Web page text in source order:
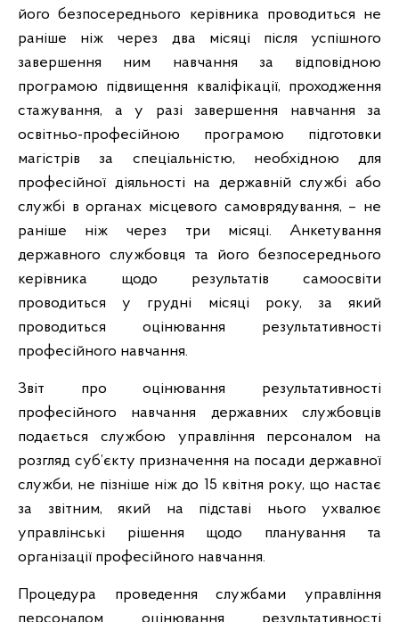
його безпосереднього керівника проводиться не
раніше ніж через два місяці після успішного
завершення ним навчання за відповідною
програмою підвищення кваліфікації, проходження
стажування, а у разі завершення навчання за
освітньо-професійною програмою підготовки
магістрів за спеціальністю, необхідною для
професійної діяльності на державній службі або
службі в органах місцевого самоврядування, – не
раніше ніж через три місяці. Анкетування
державного службовця та його безпосереднього
керівника щодо результатів самоосвіти
проводиться у грудні місяці року, за який
проводиться оцінювання результативності
професійного навчання.
Звіт про оцінювання результативності
професійного навчання державних службовців
подається службою управління персоналом на
розгляд суб’єкту призначення на посади державної
служби, не пізніше ніж до 15 квітня року, що настає
за звітним, який на підставі нього ухвалює
управлінські рішення щодо планування та
організації професійного навчання.
Процедура проведення службами управління